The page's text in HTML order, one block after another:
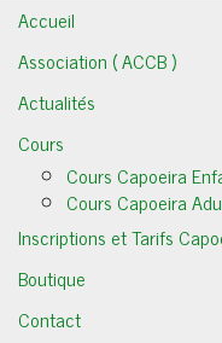
Accueil
Association ( ACCB )
Actualités
Cours
Cours Capoeira
Cours Capoeira
Inscriptions et Tarifs
Boutique
Contact